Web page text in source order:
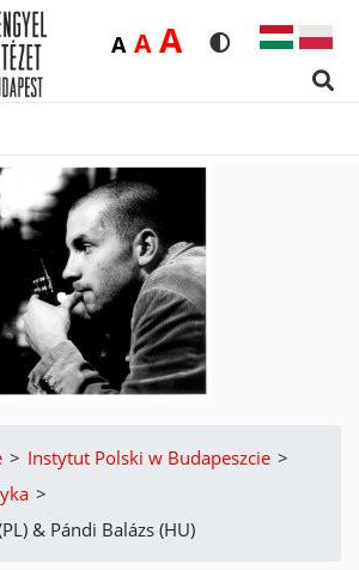
Rozmiar
ADomyślna
AŚrednia
ADużaWersja
> Instytut Polski w Budapeszcie >
>
& Pándi Balázs (HU)